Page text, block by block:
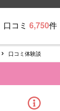
口コミ 6,750件
口コミ体験談